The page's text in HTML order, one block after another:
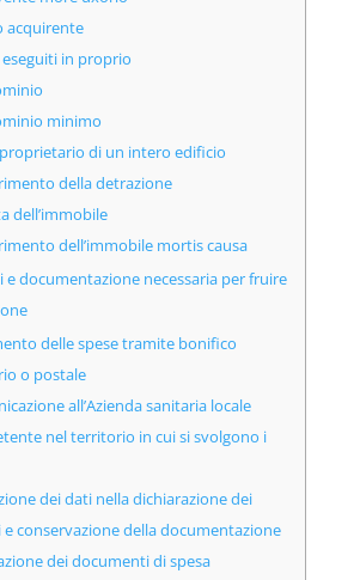
acquirente
in proprio
minimo
di un intero edificio
della detrazione
dell’immobile
dell’immobile mortis causa
documentazione necessaria per fruire
delle spese tramite bonifico
o postale
all’Azienda sanitaria locale
nel territorio in cui si svolgono i
dei dati nella dichiarazione dei
conservazione della documentazione
dei documenti di spesa